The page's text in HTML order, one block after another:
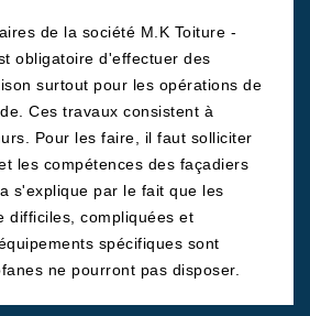
de la société M.K Toiture -
obligatoire d'effectuer des
surtout pour les opérations de
Ces travaux consistent à
Pour les faire, il faut solliciter
les compétences des façadiers
s'explique par le fait que les
difficiles, compliquées et
spécifiques sont
ne pourront pas disposer.